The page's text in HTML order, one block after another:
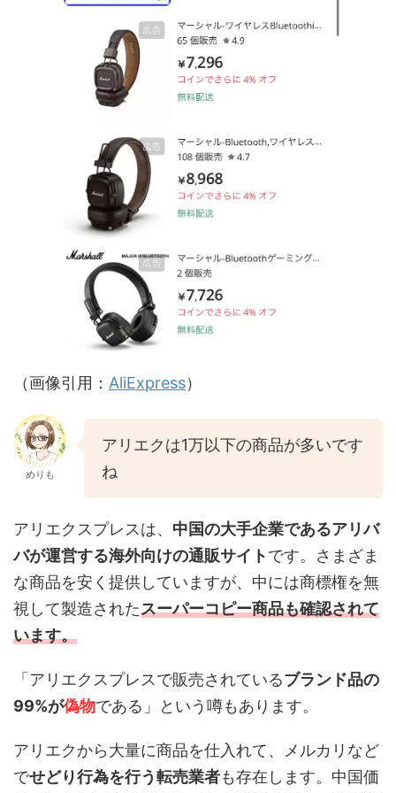
（画像引用： AliExpress）
めりも
アリエクは1万以下の商品が多いです
ね
アリエクスプレスは、 中国の大手企業であるアリバ
バが運営する海外向けの通販サイトです。さまざま
な商品を安く提供していますが、中には商標権を無
視して製造されたスーパーコピー商品も確認されて
います。
「アリエクスプレスで販売されているブランド品の
99%が偽物である」という噂もあります。
アリエクから大量に商品を仕入れて、メルカリなど
でせどり行為を行う転売業者も存在します。中国価